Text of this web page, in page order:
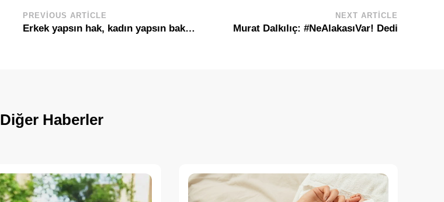
Post
PREVIOUS ARTICLE
Erkek yapsın hak, kadın yapsın bak…
NEXT ARTICLE
Murat Dalkılıç: #NeAlakasıVar! Dedi
Diğer Haberler